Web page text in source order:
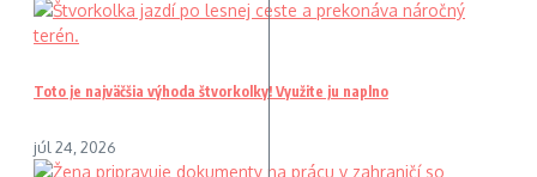
Toto je najväčšia výhoda štvorkolky! Využite ju naplno
júl 24, 2026